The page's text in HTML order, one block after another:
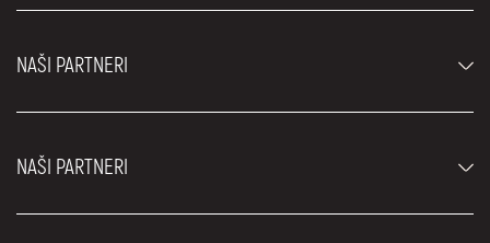
Luksuzni automobili
Cene
Blog
O nama
NAŠI PARTNERI
Rent a car Beograd Royal
NAŠI PARTNERI